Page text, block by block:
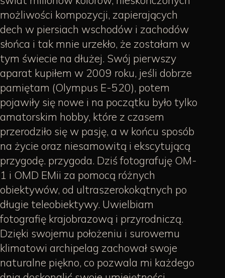
możliwości kompozycji, zapierających
dech w piersiach wschodów i zachodów
słońca i tak mnie urzekło, że zostałam w
tym świecie na dłużej. Swój pierwszy
aparat kupiłem w 2009 roku, jeśli dobrze
pamiętam (Olympus E-520), potem
pojawiły się nowe i na początku było tylko
amatorskim hobby, które z czasem
przerodziło się w pasję, a w końcu sposób
na życie oraz niesamowitą i ekscytującą
przygodę. przygoda. Dziś fotografuję OM-
1 i OMD EMii za pomocą różnych
obiektywów, od ultraszerokokątnych po
długie teleobiektywy. Uwielbiam
fotografię krajobrazową i przyrodniczą.
Dzięki swojemu położeniu i surowemu
klimatowi archipelag zachował swoje
naturalne piękno, co pozwala mi każdego